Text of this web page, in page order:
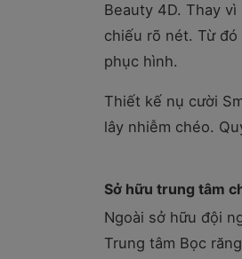
Beauty 4D. Thay
chiếu rõ nét. Từ đó
phục hình.
Thiết kế nụ cười
lây nhiễm chéo.
Sở hữu trung tâm
Ngoài sở hữu đội
Trung tâm Bọc